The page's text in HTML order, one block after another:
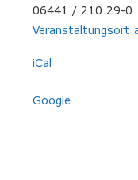
06441 / 210 29-0
Veranstaltungsort
iCal
Google